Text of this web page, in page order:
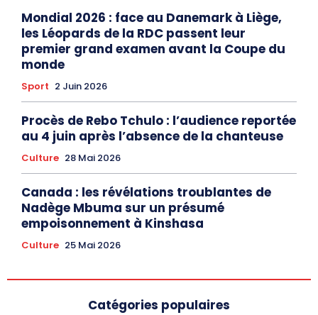
Mondial 2026 : face au Danemark à Liège,
les Léopards de la RDC passent leur
premier grand examen avant la Coupe du
monde
Sport 2 Juin 2026
Procès de Rebo Tchulo : l’audience reportée
au 4 juin après l’absence de la chanteuse
Culture 28 Mai 2026
Canada : les révélations troublantes de
Nadège Mbuma sur un présumé
empoisonnement à Kinshasa
Culture 25 Mai 2026
Catégories populaires